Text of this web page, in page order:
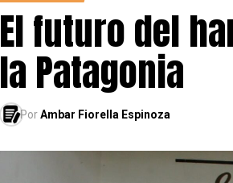
El futuro del
la Patagonia
PorAmbar Fiorella Espinoza